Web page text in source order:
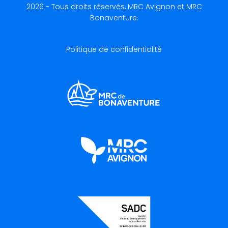
2026 - Tous droits réservés, MRC Avignon et MRC
Bonaventure.
Politique de confidentialité